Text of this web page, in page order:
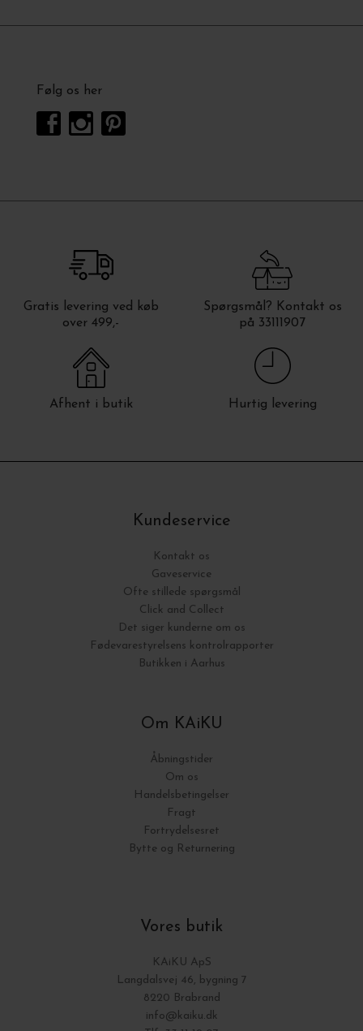
Følg os her
Gratis levering ved køb
over 499,-
Spørgsmål? Kontakt os
på 33111907
Afhent i butik Hurtig levering
Kundeservice
Kontakt os
Gaveservice
Ofte stillede spørgsmål
Click and Collect
Det siger kunderne om os
Fødevarestyrelsens kontrolrapporter
Butikken i Aarhus
Om KAiKU
Åbningstider
Om os
Handelsbetingelser
Fragt
Fortrydelsesret
Bytte og Returnering
Vores butik
KAiKU ApS
Langdalsvej 46, bygning 7
8220 Brabrand
info@kaiku.dk